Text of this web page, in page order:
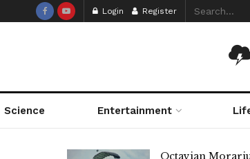
Login Register
Science Entertainment
Octavian